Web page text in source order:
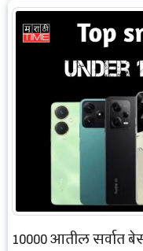
10000 आतील सर्वात